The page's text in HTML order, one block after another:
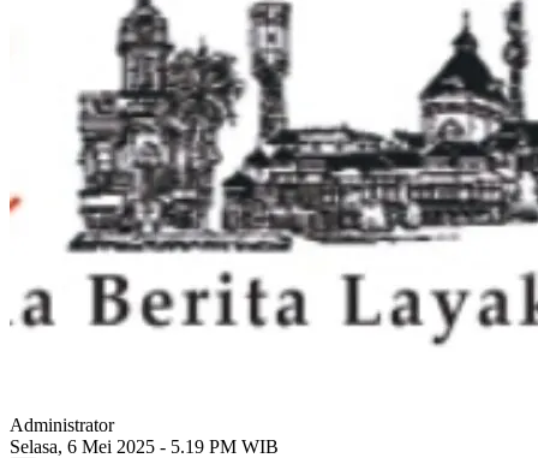
Administrator
Selasa, 6 Mei 2025 - 5.19 PM WIB